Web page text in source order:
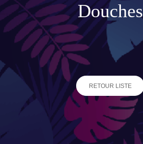
Enceintes extérieures
BACS ET JARDINIÈRES
Jarres / Vases
Pots / Bacs
Pots XXL
Douches
RETOUR LISTE